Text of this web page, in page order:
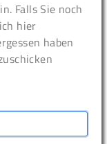
Falls Sie noch
hier
haben